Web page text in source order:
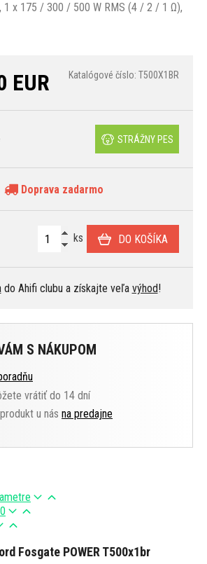
1 x 175 / 300 / 500 W RMS (4 / 2 / 1 Ω),
EUR Katalógové číslo: T500X1BR
STRÁŽNY PES
Doprava zadarmo
ks DO KOŠÍKA
do Ahifi clubu a získajte veľa výhod!
S NÁKUPOM
vrátiť do 14 dní
u nás na predajne
0
Fosgate POWER T500x1br